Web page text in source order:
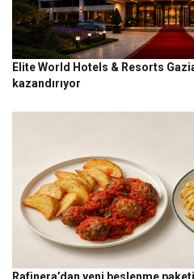
Elite World Hotels & Resorts
kazandırıyor